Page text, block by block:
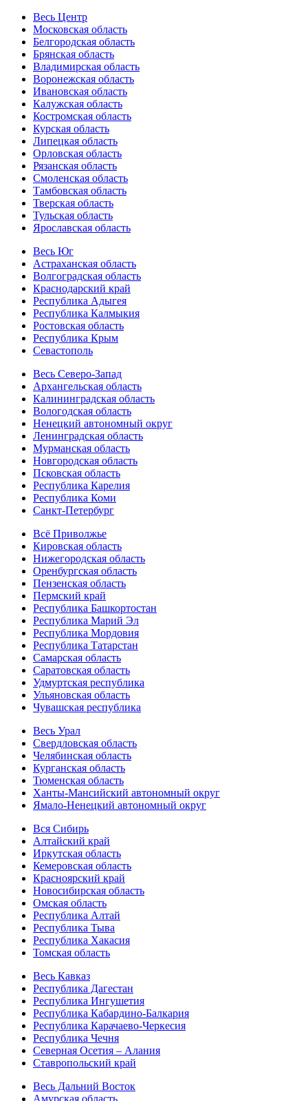
Весь Центр
Московская область
Белгородская область
Брянская область
Владимирская область
Воронежская область
Ивановская область
Калужская область
Костромская область
Курская область
Липецкая область
Орловская область
Рязанская область
Смоленская область
Тамбовская область
Тверская область
Тульская область
Ярославская область
Весь Юг
Астраханская область
Волгоградская область
Краснодарский край
Республика Адыгея
Республика Калмыкия
Ростовская область
Республика Крым
Севастополь
Весь Северо-Запад
Архангельская область
Калининградская область
Вологодская область
Ненецкий автономный округ
Ленинградская область
Мурманская область
Новгородская область
Псковская область
Республика Карелия
Республика Коми
Санкт-Петербург
Всё Приволжье
Кировская область
Нижегородская область
Оренбургская область
Пензенская область
Пермский край
Республика Башкортостан
Республика Марий Эл
Республика Мордовия
Республика Татарстан
Самарская область
Саратовская область
Удмуртская республика
Ульяновская область
Чувашская республика
Весь Урал
Свердловская область
Челябинская область
Курганская область
Тюменская область
Ханты-Мансийский автономный округ
Ямало-Ненецкий автономный округ
Вся Сибирь
Алтайский край
Иркутская область
Кемеровская область
Красноярский край
Новосибирская область
Омская область
Республика Алтай
Республика Тыва
Республика Хакасия
Томская область
Весь Кавказ
Республика Дагестан
Республика Ингушетия
Республика Кабардино-Балкария
Республика Карачаево-Черкесия
Республика Чечня
Северная Осетия – Алания
Ставропольский край
Весь Дальний Восток
Амурская область